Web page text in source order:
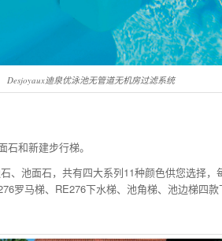
Desjoyaux迪泉优泳池无管道无机房过滤系统
和新建步行梯。
、池面石，共有四大系列11种颜色供您选择
罗马梯、RE276下水梯、池角梯、池边梯四